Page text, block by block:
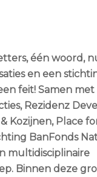
één woord,
en een
feit! Samen met
Rezidenz
Kozijnen, Place
BanFonds
multidisciplinaire
Binnen deze